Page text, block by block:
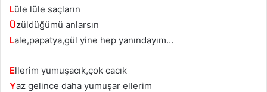
Lüle lüle saçların
Üzüldüğümü anlarsın
Lale,papatya,gül yine hep yanındayım…
Ellerim yumuşacık,çok cacık
Yaz gelince daha yumuşar ellerim